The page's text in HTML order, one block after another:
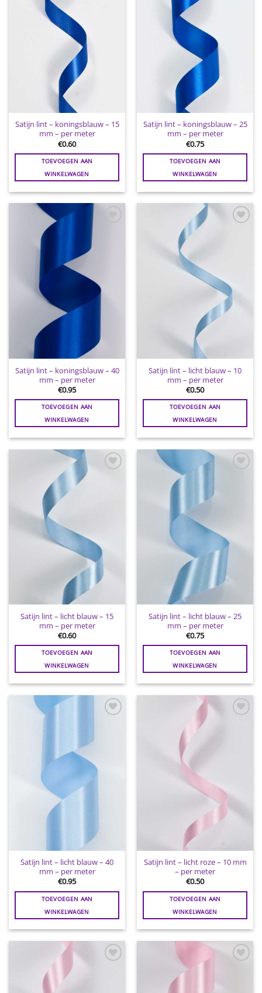
Satijn lint – koningsblauw – 15
mm – per meter
€0.60
TOEVOEGEN AAN
WINKELWAGEN
Satijn lint – koningsblauw – 25
mm – per meter
€0.75
TOEVOEGEN AAN
WINKELWAGEN
Toevoegen
wenslijst
Satijn lint – koningsblauw – 40
mm – per meter
€0.95
TOEVOEGEN AAN
WINKELWAGEN
Satijn lint – licht blauw – 10
mm – per meter
€0.50
TOEVOEGEN AAN
WINKELWAGEN
Toevoegen
Satijn lint – licht blauw – 15
mm – per meter
€0.60
TOEVOEGEN AAN
WINKELWAGEN
Satijn lint – licht blauw – 25
mm – per meter
€0.75
TOEVOEGEN AAN
WINKELWAGEN
wenslijst
Satijn lint – licht blauw – 40
mm – per meter
€0.95
TOEVOEGEN AAN
WINKELWAGEN
Satijn lint – licht roze – 10 mm
– per meter
€0.50
TOEVOEGEN AAN
WINKELWAGEN